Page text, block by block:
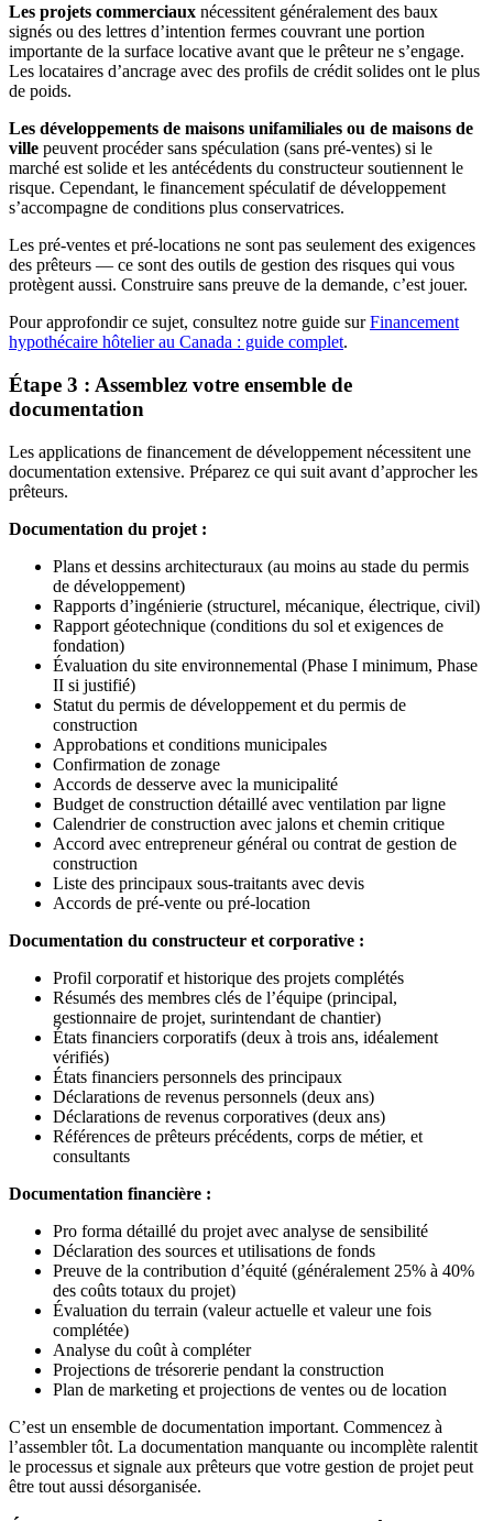
Les projets commerciaux nécessitent généralement des baux
signés ou des lettres d’intention fermes couvrant une portion
importante de la surface locative avant que le prêteur ne s’engage.
Les locataires d’ancrage avec des profils de crédit solides ont le plus
de poids.
Les développements de maisons unifamiliales ou de maisons de
ville peuvent procéder sans spéculation (sans pré-ventes) si le
marché est solide et les antécédents du constructeur soutiennent le
risque. Cependant, le financement spéculatif de développement
s’accompagne de conditions plus conservatrices.
Les pré-ventes et pré-locations ne sont pas seulement des exigences
des prêteurs — ce sont des outils de gestion des risques qui vous
protègent aussi. Construire sans preuve de la demande, c’est jouer.
Pour approfondir ce sujet, consultez notre guide surFinancement
hypothécaire hôtelier au Canada : guide complet.
Étape 3 : Assemblez votre ensemble de
documentation
Les applications de financement de développement nécessitent une
documentation extensive. Préparez ce qui suit avant d’approcher les
prêteurs.
Documentation du projet :
Plans et dessins architecturaux (au moins au stade du permis
de développement)
Rapports d’ingénierie (structurel, mécanique, électrique, civil)
Rapport géotechnique (conditions du sol et exigences de
fondation)
Évaluation du site environnemental (Phase I minimum, Phase
II si justifié)
Statut du permis de développement et du permis de
construction
Approbations et conditions municipales
Confirmation de zonage
Accords de desserve avec la municipalité
Budget de construction détaillé avec ventilation par ligne
Calendrier de construction avec jalons et chemin critique
Accord avec entrepreneur général ou contrat de gestion de
construction
Liste des principaux sous-traitants avec devis
Accords de pré-vente ou pré-location
Documentation du constructeur et corporative :
Profil corporatif et historique des projets complétés
Résumés des membres clés de l’équipe (principal,
gestionnaire de projet, surintendant de chantier)
États financiers corporatifs (deux à trois ans, idéalement
vérifiés)
États financiers personnels des principaux
Déclarations de revenus personnels (deux ans)
Déclarations de revenus corporatives (deux ans)
Références de prêteurs précédents, corps de métier, et
consultants
Documentation financière :
Pro forma détaillé du projet avec analyse de sensibilité
Déclaration des sources et utilisations de fonds
Preuve de la contribution d’équité (généralement 25% à 40%
des coûts totaux du projet)
Évaluation du terrain (valeur actuelle et valeur une fois
complétée)
Analyse du coût à compléter
Projections de trésorerie pendant la construction
Plan de marketing et projections de ventes ou de location
C’est un ensemble de documentation important. Commencez à
l’assembler tôt. La documentation manquante ou incomplète ralentit
le processus et signale aux prêteurs que votre gestion de projet peut
être tout aussi désorganisée.